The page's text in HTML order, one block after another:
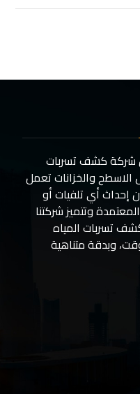
شركة كشف تسربات
الاسطح والخزانات تعمل
أي تلفيات أو
وتتميز شركتنا
تسربات المياه
وبدقة متناهية